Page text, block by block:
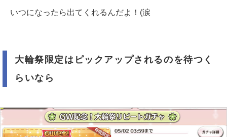
いつになったら出てくれるんだよ！(涙
大輪祭限定はピックアップされるのを待つく
らいなら